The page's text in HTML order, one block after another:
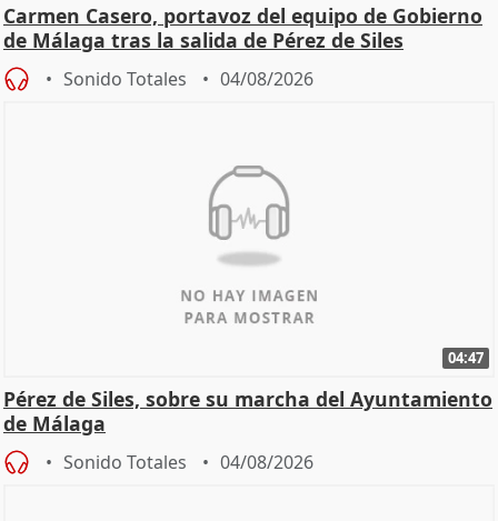
Carmen Casero, portavoz del equipo de Gobierno
de Málaga tras la salida de Pérez de Siles
Sonido Totales 04/08/2026
04:47
Pérez de Siles, sobre su marcha del Ayuntamiento
de Málaga
Sonido Totales 04/08/2026